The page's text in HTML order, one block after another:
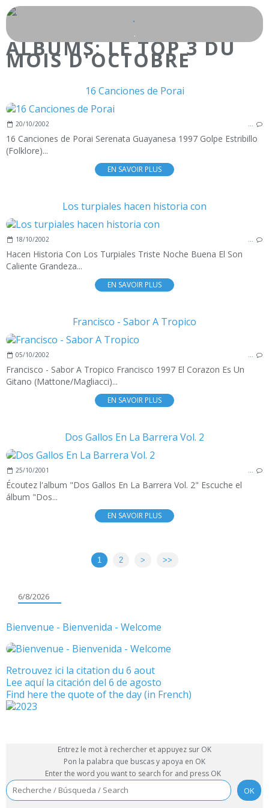
.
.
ALBUMS: LE TOP 3 DU
MOIS D'OCTOBRE
16 Canciones de Porai
20/10/2002 …
16 Canciones de Porai Serenata Guayanesa 1997 Golpe Estribillo
(Folklore)...
EN SAVOIR PLUS
Los turpiales hacen historia con
18/10/2002 …
Hacen Historia Con Los Turpiales Triste Noche Buena El Son
Caliente Grandeza...
EN SAVOIR PLUS
Francisco - Sabor A Tropico
05/10/2002 …
Francisco - Sabor A Tropico Francisco 1997 El Corazon Es Un
Gitano (Mattone/Magliacci)...
EN SAVOIR PLUS
Dos Gallos En La Barrera Vol. 2
25/10/2001 …
Écoutez l'album "Dos Gallos En La Barrera Vol. 2" Escuche el
álbum "Dos...
EN SAVOIR PLUS
1 2 > >>
6/8/2026
Bienvenue - Bienvenida - Welcome
Retrouvez ici la citation du 6 aout
Lee aquí la citación del 6 de agosto
Find here the quote of the day (in French)
Entrez le mot à rechercher et appuyez sur OK
Pon la palabra que buscas y apoya en OK
Enter the word you want to search for and press OK